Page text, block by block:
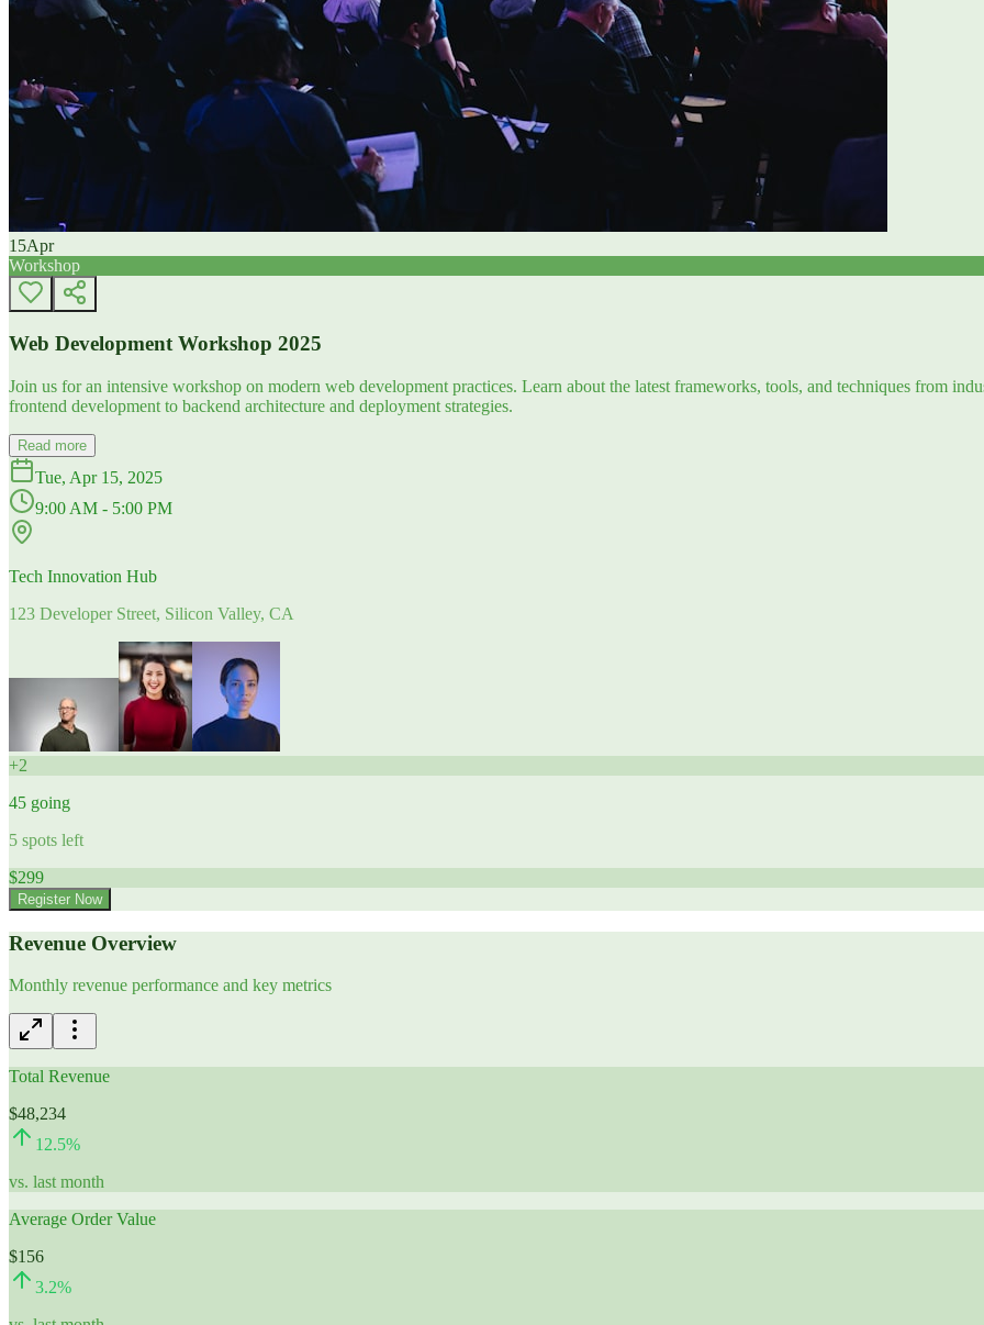
15Apr
Workshop
Web Development Workshop 2025
Join us for an intensive workshop on modern web development practices. Learn about the latest frameworks, tools, and techniques from
frontend development to backend architecture and deployment strategies.
Read more
Tue, Apr 15, 2025
9:00 AM - 5:00 PM
Tech Innovation Hub
123 Developer Street, Silicon Valley, CA
+2
45 going
5 spots left
$299
Register Now
Revenue Overview
Monthly revenue performance and key metrics
Total Revenue
$48,234
12.5%
vs. last month
Average Order Value
$156
3.2%